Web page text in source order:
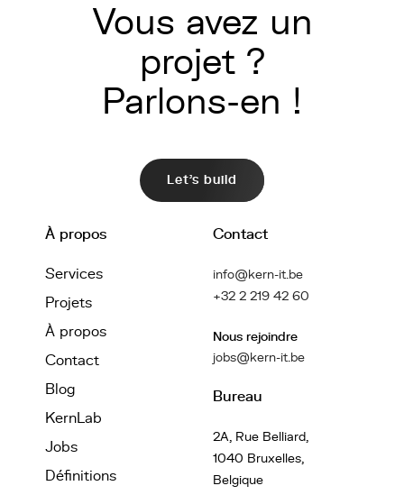
Vous avez un
projet ?
Parlons-en !
Let's build
À propos
Services
Projets
À propos
Contact
Blog
KernLab
Jobs
Définitions
Contact
info@kern-it.be
+32 2 219 42 60
Nous rejoindre
jobs@kern-it.be
Bureau
2A, Rue Belliard,
1040 Bruxelles,
Belgique